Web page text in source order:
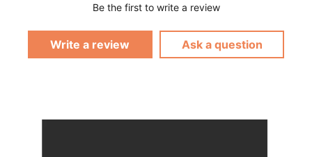
Be the first to write a review
Write a review Ask a question